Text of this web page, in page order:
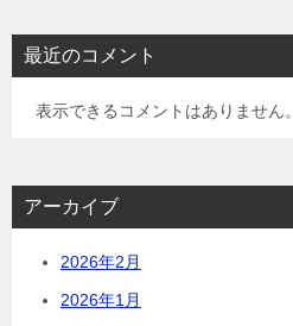
最近のコメント
表示できるコメントはありません。
アーカイブ
2026年2月
2026年1月